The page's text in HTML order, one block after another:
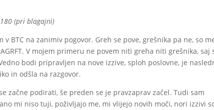
180 (pri blagajni)
BTC na zanimiv pogovor. Greh se pove, grešnika pa ne, so
V mojem primeru ne povem niti greha niti grešnika, saj
bodi pripravljen na nove izzive, sploh poslovne, je
in odšla na razgovor.
začne podirati, še preden se je pravzaprav začel. Tudi sam
mi niso tuji, poživljajo me, mi vlijejo novih moči, nori izzivi